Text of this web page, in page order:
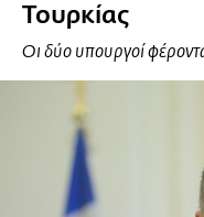
Τουρκίας
Οι δύο υπουργοί